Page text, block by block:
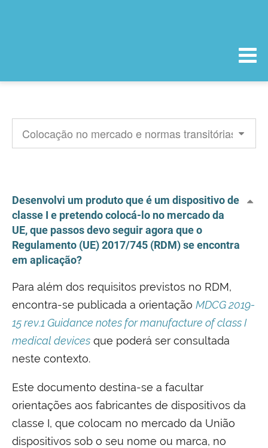
Desenvolvi um produto que é um dispositivo de
classe I e pretendo colocá-lo no mercado da
UE, que passos devo seguir agora que o
Regulamento (UE) 2017/745 (RDM) se encontra
em aplicação?
Para além dos requisitos previstos no RDM,
encontra-se publicada a orientação MDCG 2019-
15 rev.1 Guidance notes for manufacture of class I
medical devices que poderá ser consultada
neste contexto.
Este documento destina-se a facultar
orientações aos fabricantes de dispositivos da
classe I, que colocam no mercado da União
dispositivos sob o seu nome ou marca, no